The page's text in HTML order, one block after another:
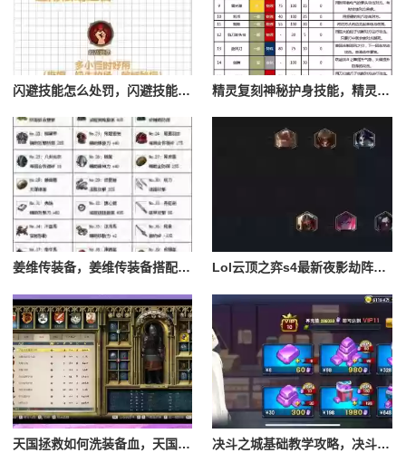
闪避技能怎么处罚，闪避技能怎么处罚队友 精灵复刻神秘护身技能，精灵复刻攻略
姜维传装备，姜维传装备搭配一览表最新 Lol云顶之弈s4最新夜影劫阵容搭配，云顶之奕夜影劫阵容
天国拯救如何洗装备血，天国拯救怎么洗衣服 决斗之城基础教学攻略，决斗之城教学攻略2111